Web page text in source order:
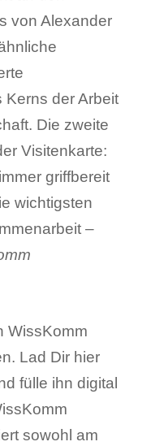
von Alexander
der Arbeit
Die zweite
Visitenkarte:
griffbereit
wichtigsten
–
WissKomm
Lad Dir hier
fülle ihn digital
sowohl am